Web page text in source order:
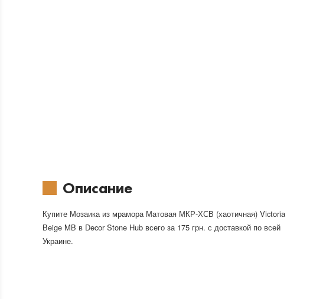
Описание
Купите Мозаика из мрамора Матовая МКР-ХСВ (хаотичная) Victoria
Beige MB в Decor Stone Hub всего за 175 грн. с доставкой по всей
Украине.